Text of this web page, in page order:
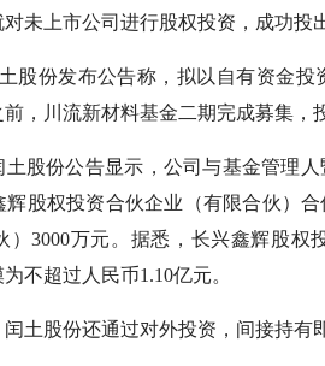
未上市公司进行股权投资，成功投
股份发布公告称，拟以自有资金
，川流新材料基金二期完成募集，
土股份公告显示，公司与基金管理
辉股权投资合伙企业（有限合伙）
）3000万元。据悉，长兴鑫辉股
不超过人民币1.10亿元。
土股份还通过对外投资，间接持有